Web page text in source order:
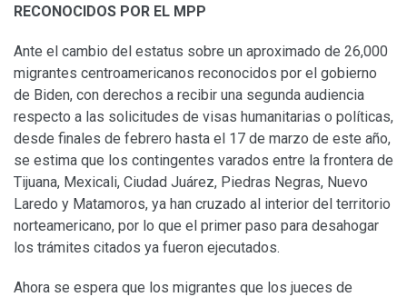
RECONOCIDOS POR EL MPP
Ante el cambio del estatus sobre un aproximado de 26,000
migrantes centroamericanos reconocidos por el gobierno
de Biden, con derechos a recibir una segunda audiencia
respecto a las solicitudes de visas humanitarias o políticas,
desde finales de febrero hasta el 17 de marzo de este año,
se estima que los contingentes varados entre la frontera de
Tijuana, Mexicali, Ciudad Juárez, Piedras Negras, Nuevo
Laredo y Matamoros, ya han cruzado al interior del territorio
norteamericano, por lo que el primer paso para desahogar
los trámites citados ya fueron ejecutados.
Ahora se espera que los migrantes que los jueces de